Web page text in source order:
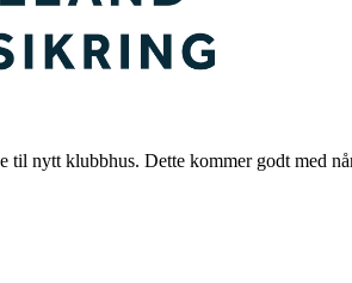
nytt klubbhus. Dette kommer godt med